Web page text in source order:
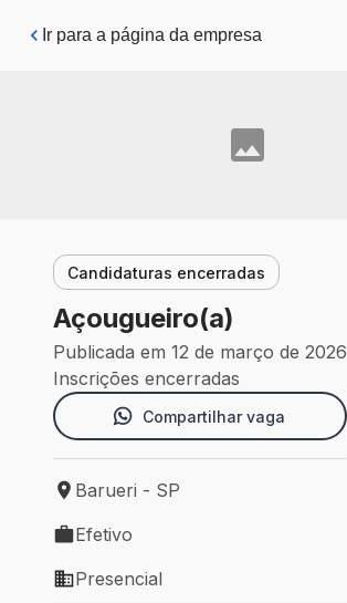
Pular para o conteúdo principal
Ir para a página da empresa
Candidaturas encerradas
Açougueiro(a)
Publicada em 12 de março de 2026
Inscrições encerradas
Compartilhar vaga
Local de trabalho: Barueri - SP
Barueri - SP
Tipo de vaga: Efetivo
Efetivo
Modelo de trabalho: Presencial
Presencial